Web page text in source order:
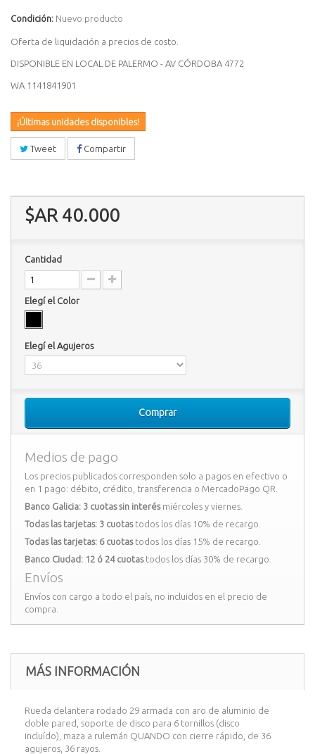
Condición: Nuevo producto
Oferta de liquidación a precios de costo.
DISPONIBLE EN LOCAL DE PALERMO - AV CÓRDOBA 4772
WA 1141841901
¡Últimas unidades disponibles!
Tweet Compartir
$AR 40.000
Cantidad
Elegí el Color
Elegí el Agujeros
Comprar
Medios de pago
Los precios publicados corresponden solo a pagos en efectivo o
en 1 pago: débito, crédito, transferencia o MercadoPago QR.
Banco Galicia: 3 cuotas sin interésmiércoles y viernes.
Todas las tarjetas: 3 cuotastodos los días 10% de recargo.
Todas las tarjetas: 6 cuotastodos los días 15% de recargo.
Banco Ciudad: 12 ó 24 cuotastodos los días 30% de recargo.
Envíos
Envíos con cargo a todo el país, no incluidos en el precio de
compra.
MÁS INFORMACIÓN
Rueda delantera rodado 29 armada con aro de aluminio de
doble pared, soporte de disco para 6 tornillos (disco
incluído), maza a rulemán QUANDO con cierre rápido, de 36
agujeros, 36 rayos.